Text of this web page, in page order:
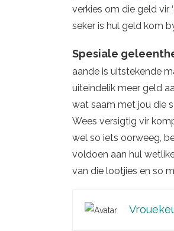
verkies om die geld vir
seker is hul geld kom
Spesiale
aande is uitstekende
uiteindelik meer geld
wat saam met jou die
Wees versigtig vir
wel so iets oorweeg,
voldoen aan hul
van die lootjies en so